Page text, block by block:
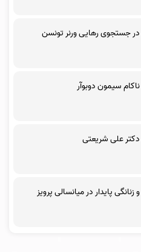
جستجوی رهایی ورنر تونسن
سیمون دوبوآر
علی شریعتی
پایدار در میانسالی پرویز